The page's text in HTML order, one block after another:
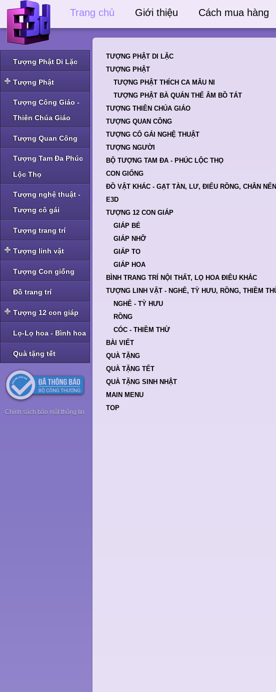
Trang chủ Giới thiệu Cách mua hàng
TƯỢNG PHẬT DI LẶC
TƯỢNG PHẬT
TƯỢNG PHẬT THÍCH CA MÂU NI
TƯỢNG PHẬT BÀ QUÁN THẾ ÂM BỒ TÁT
TƯỢNG THIÊN CHÚA GIÁO
TƯỢNG QUAN CÔNG
TƯỢNG CÔ GÁI NGHỆ THUẬT
TƯỢNG NGƯỜI
BỘ TƯỢNG TAM ĐA - PHÚC LỘC THỌ
CON GIỐNG
ĐỒ VẬT KHÁC - GẠT TÀN, LƯ, ĐIẾU RỒNG, CHÂN
E3D
TƯỢNG 12 CON GIÁP
GIÁP BÉ
GIÁP NHỠ
GIÁP TO
GIÁP HOA
BÌNH TRANG TRÍ NỘI THẤT, LỌ HOA ĐIÊU KHẮC
TƯỢNG LINH VẬT - NGHÊ, TỲ HƯU, RỒNG, THIỀM
NGHÊ - TỲ HƯU
RỒNG
CÓC - THIỀM THỪ
BÀI VIẾT
QUÀ TẶNG
QUÀ TẶNG TẾT
QUÀ TẶNG SINH NHẬT
MAIN MENU
TOP
Tượng Phật Di Lặc
Tượng Phật
Tượng Phật Thích Ca
và Phật A Di Đà
Tượng Phật Bà Quan
Tượng Công Giáo -
Thiên Chúa Giáo
Tượng Quan Công
Tượng Tam Đa Phúc
Lộc Thọ
Tượng nghệ thuật -
Tượng cô gái
Tượng trang trí
Tượng linh vật
Tượng linh vật Nghê -
Tỳ Hưu
Tượng linh vật Rồng
Thiềm Thừ
Tượng Con giống
Đồ trang trí
Tượng 12 con giáp
Tượng bộ Giáp bé
Tượng bộ Giáp nhỡ
Tượng bộ Giáp to
Tượng bộ Giáp hoa
Lọ-Lọ hoa - Bình hoa
Quà tặng tết
Chính sách bảo mật thông tin